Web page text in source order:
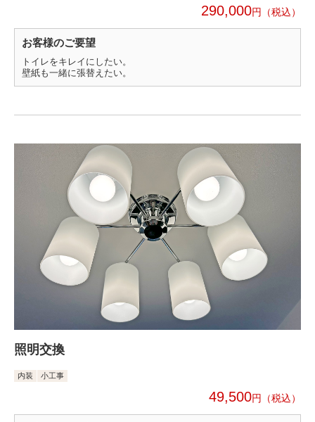
290,000円
お客様のご要望
トイレをキレイにしたい。
壁紙も一緒に張替えたい。
照明交換
内装 小工事
49,500円